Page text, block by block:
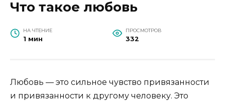
Что такое любовь
НА ЧТЕНИЕ
1 мин
ПРОСМОТРОВ
332
Любовь — это сильное чувство привязанности
и привязанности к другому человеку. Это